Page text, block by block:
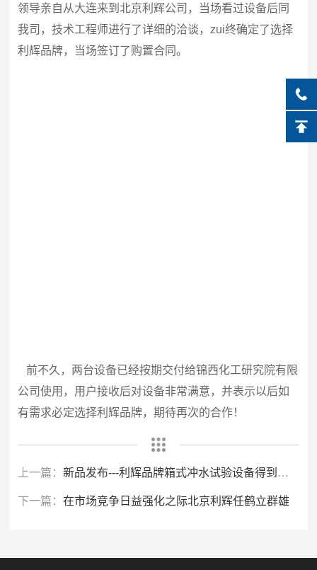
领导亲自从大连来到北京利辉公司，当场看过设备后同
我司，技术工程师进行了详细的洽谈，zui终确定了选择
利辉品牌，当场签订了购置合同。
前不久，两台设备已经按期交付给锦西化工研究院有限
公司使用，用户接收后对设备非常满意，并表示以后如
有需求必定选择利辉品牌，期待再次的合作！
上一篇：新品发布---利辉品牌箱式冲水试验设备得到用户亲睐
下一篇：在市场竞争日益强化之际北京利辉任鹤立群雄